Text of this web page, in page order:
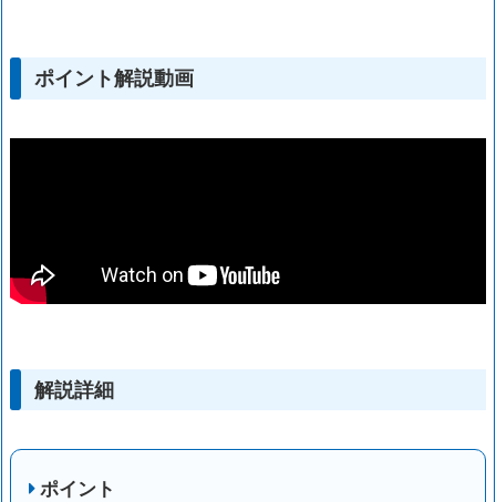
ポイント解説動画
解説詳細
ポイント